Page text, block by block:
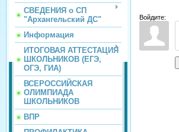
СВЕДЕНИЯ о СП
"Архангельский ДС"
Информация
ИТОГОВАЯ АТТЕСТАЦИЯ
ШКОЛЬНИКОВ (ЕГЭ,
ОГЭ, ГИА)
ВСЕРОССИЙСКАЯ
ОЛИМПИАДА
ШКОЛЬНИКОВ
ВПР
Войдите: